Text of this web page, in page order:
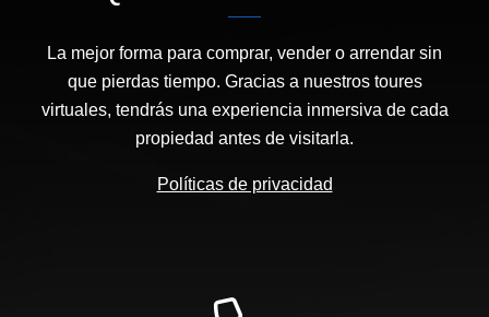
La mejor forma para comprar, vender o arrendar sin
que pierdas tiempo. Gracias a nuestros toures
virtuales, tendrás una experiencia inmersiva de cada
propiedad antes de visitarla.
Políticas de privacidad